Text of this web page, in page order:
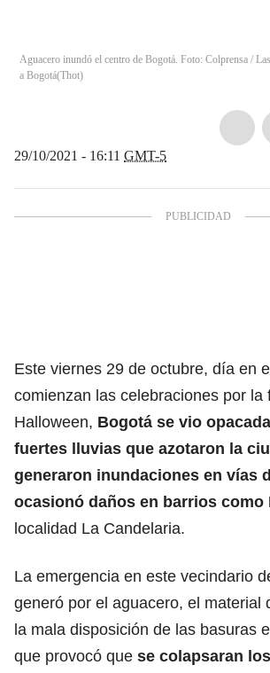
Aguacero inundó el centro de Bogotá. Foto: Colprensa /
a Bogotá(Thot)
29/10/2021 - 16:11 GMT-5
Este viernes 29 de octubre, día en
comienzan las celebraciones por la
Halloween, Bogotá se vio
fuertes lluvias que azotaron la
generaron inundaciones en vías
ocasionó daños en barrios como
localidad La Candelaria.
La emergencia en este vecindario
generó por el aguacero, el material
la mala disposición de las basuras
que provocó que se colapsaran